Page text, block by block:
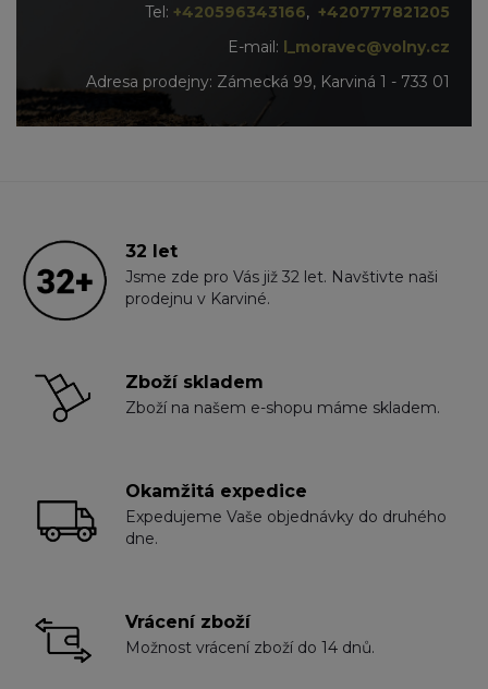
Tel: +420596343166, +420777821205
E-mail: l_moravec@volny.cz
Adresa prodejny: Zámecká 99, Karviná 1 - 733 01
32 let
Jsme zde pro Vás již 32 let. Navštivte naši
prodejnu v Karviné.
Zboží skladem
Zboží na našem e-shopu máme skladem.
Okamžitá expedice
Expedujeme Vaše objednávky do druhého
dne.
Vrácení zboží
Možnost vrácení zboží do 14 dnů.